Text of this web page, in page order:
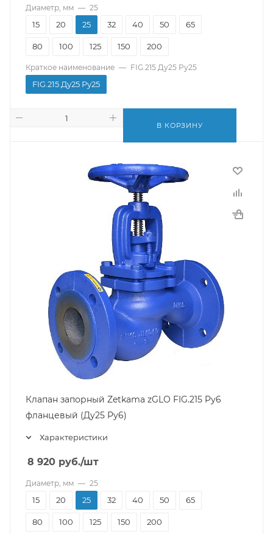
Диаметр, мм — 25
15 20 25 32 40 50 65
80 100 125 150 200
Краткое наименование — FIG.215 Ду25 Pу25
FIG.215 Ду25 Pу25
В КОРЗИНУ
Клапан запорный Zetkama zGLO FIG.215 Pу6
фланцевый (Ду25 Pу6)
Характеристики
8 920 руб./шт
Диаметр, мм — 25
15 20 25 32 40 50 65
80 100 125 150 200